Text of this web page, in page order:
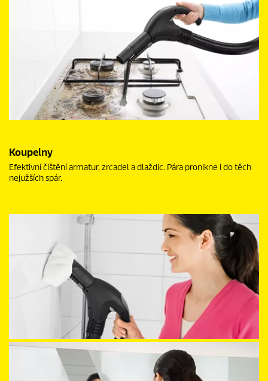
Koupelny
Efektivní čištění armatur, zrcadel a dlaždic. Pára pronikne i do těch
nejužších spár.